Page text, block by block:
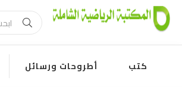
كتب أطروحات ورسائل